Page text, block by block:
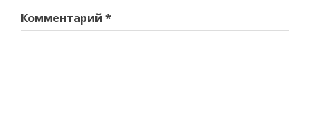
Комментарий *